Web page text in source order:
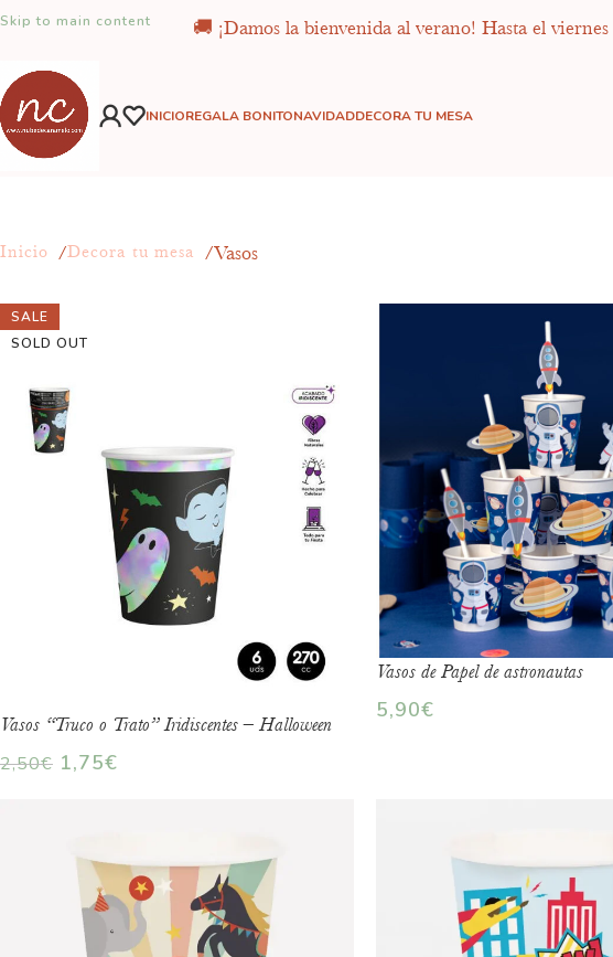
🚚 ¡Damos la bienvenida al verano! Hasta el
Skip to main content
INICIOREGALA BONITONAVIDADDECORA TU MESA
Inicio Decora tu mesa Vasos
SALE
SOLD OUT
Vasos “Truco o Trato” Iridiscentes – Halloween
2,50€ 1,75€
Vasos de Papel de astronautas
5,90€